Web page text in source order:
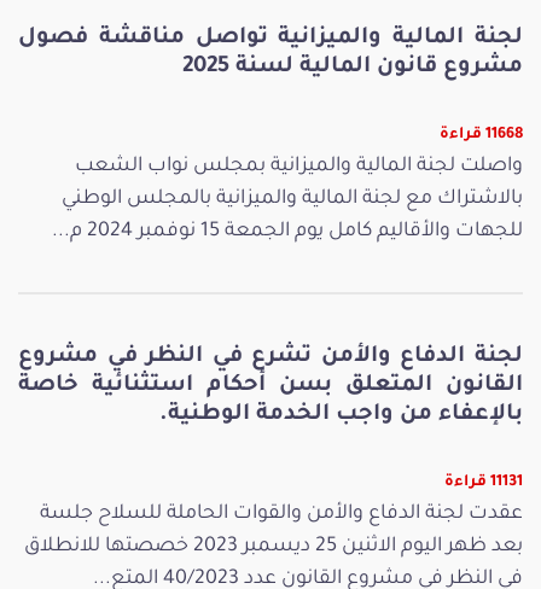
لجنة المالية والميزانية تواصل مناقشة فصول
مشروع قانون المالية لسنة 2025
11668 قراءة
واصلت لجنة المالية والميزانية بمجلس نواب الشعب
بالاشتراك مع لجنة المالية والميزانية بالمجلس الوطني
للجهات والأقاليم كامل يوم الجمعة 15 نوفمبر 2024 م...
لجنة الدفاع والأمن تشرع في النظر في مشروع
القانون المتعلق بسن أحكام استثنائية خاصة
بالإعفاء من واجب الخدمة الوطنية.
11131 قراءة
عقدت لجنة الدفاع والأمن والقوات الحاملة للسلاح جلسة
بعد ظهر اليوم الاثنين 25 ديسمبر 2023 خصصتها للانطلاق
في النظر في مشروع القانون عدد 40/2023 المتع...